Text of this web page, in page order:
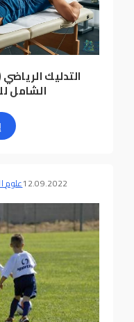
الشامل
12.09.2022علوم